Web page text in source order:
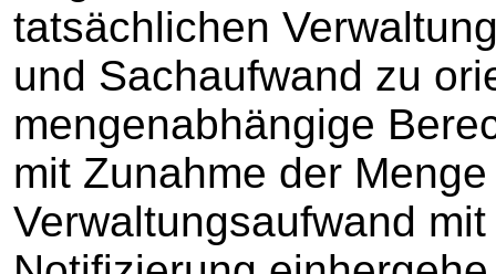
tatsächlichen
und Sachaufwand zu
mengenabhängige
mit Zunahme der
Verwaltungsaufwand